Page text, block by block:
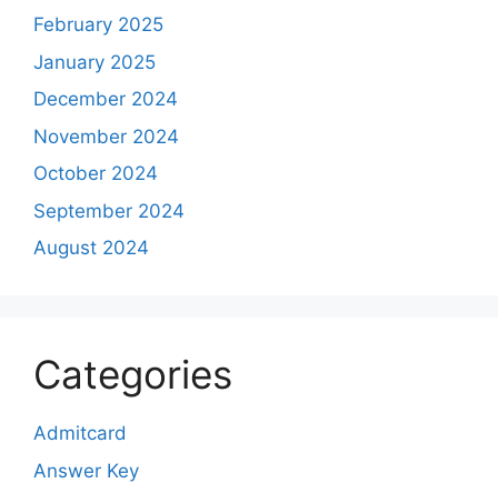
February 2025
January 2025
December 2024
November 2024
October 2024
September 2024
August 2024
Categories
Admitcard
Answer Key